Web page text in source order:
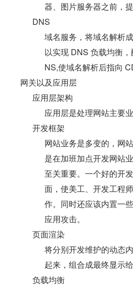
器、图片服务器之前，
DNS
域名服务，将域名解析
以实现 DNS 负载均衡
NS,使域名解析后指向
网关以及应用层
应用层架构
应用层是处理网站主要
开发框架
网站业务是多变的，网
是在加班加点开发网站
至关重要。一个好的开
面，使美工、开发工程
作。同时还应该内置一
应用攻击。
页面渲染
将分别开发维护的动态
起来，组合成最终显示
负载均衡